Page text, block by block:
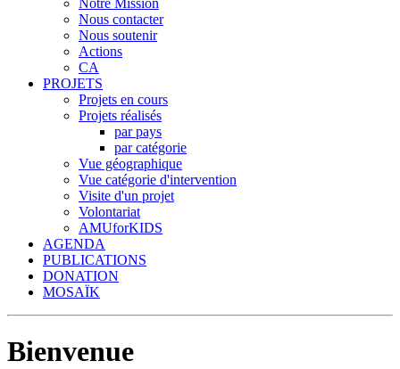
Nous contacter
Nous soutenir
Actions
CA
PROJETS
Projets en cours
Projets réalisés
par pays
par catégorie
Vue géographique
Vue catégorie d'intervention
Visite d'un projet
Volontariat
AMUforKIDS
AGENDA
PUBLICATIONS
DONATION
MOSAÏK
Bienvenue